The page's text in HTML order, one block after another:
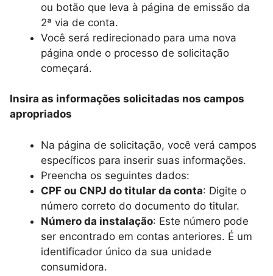
ou botão que leva à página de emissão da
2ª via de conta.
Você será redirecionado para uma nova
página onde o processo de solicitação
começará.
Insira as informações solicitadas nos campos
apropriados
Na página de solicitação, você verá campos
específicos para inserir suas informações.
Preencha os seguintes dados:
CPF ou CNPJ do titular da conta: Digite o
número correto do documento do titular.
Número da instalação: Este número pode
ser encontrado em contas anteriores. É um
identificador único da sua unidade
consumidora.